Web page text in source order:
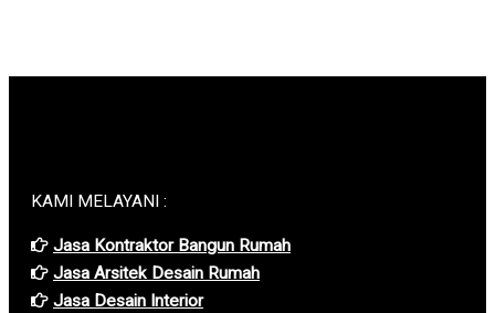
KAMI MELAYANI :
Jasa Kontraktor Bangun Rumah
Jasa Arsitek Desain Rumah
Jasa Desain Interior